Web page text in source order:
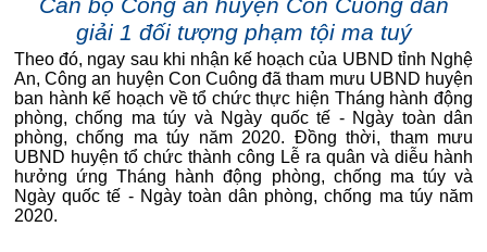
Cán bộ Công an huyện Con Cuông dẫn
giải 1 đối tượng phạm tội ma tuý
Theo đó, ngay sau khi nhận kế hoạch của UBND tỉnh Nghệ
An, Công an huyện Con Cuông đã tham mưu UBND huyện
ban hành kế hoạch về tổ chức thực hiện Tháng hành động
phòng, chống ma túy và Ngày quốc tế - Ngày toàn dân
phòng, chống ma túy năm 2020. Đồng thời, tham mưu
UBND huyện tổ chức thành công Lễ ra quân và diễu hành
hưởng ứng Tháng hành động phòng, chống ma túy và
Ngày quốc tế - Ngày toàn dân phòng, chống ma túy năm
2020.